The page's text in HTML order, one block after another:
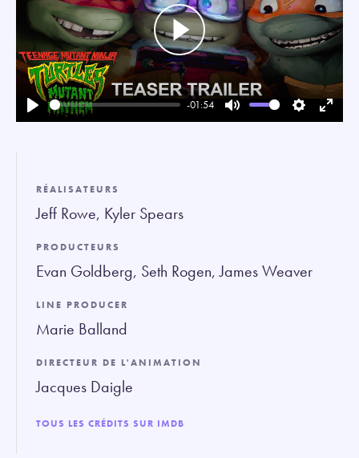
Play
-01:54
Mute SettingsEnter
Play
RÉALISATEURS
Jeff Rowe, Kyler Spears
PRODUCTEURS
Evan Goldberg, Seth Rogen, James Weaver
LINE PRODUCER
Marie Balland
DIRECTEUR DE L'ANIMATION
Jacques Daigle
TOUS LES CRÉDITS SUR IMDB